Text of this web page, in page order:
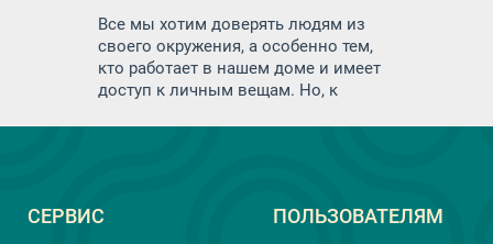
меры предосторожности
Все мы хотим доверять людям из
своего окружения, а особенно тем,
кто работает в нашем доме и имеет
доступ к личным вещам. Но, к
которую многие предпочитают не
СЕРВИС
ПОЛЬЗОВАТЕЛЯМ